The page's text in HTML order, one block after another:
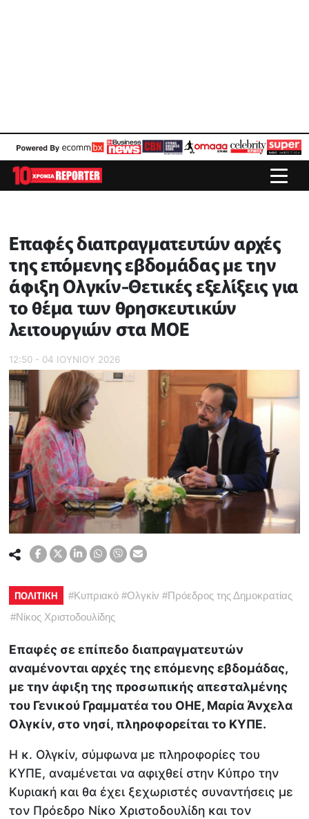
Επαφές διαπραγματευτών αρχές
της επόμενης εβδομάδας με την
άφιξη Ολγκίν-Θετικές εξελίξεις για
το θέμα των θρησκευτικών
λειτουργιών στα ΜΟΕ
12:50 - 04 ΙΟΥΝΙΟΥ 2026
ΠΟΛΙΤΙΚΗ #Κυπριακό #Ολγκίν #Πρόεδρος της Δημοκρατίας
#Νίκος Χριστοδουλίδης
Επαφές σε επίπεδο διαπραγματευτών
αναμένονται αρχές της επόμενης εβδομάδας,
με την άφιξη της προσωπικής απεσταλμένης
του Γενικού Γραμματέα του ΟΗΕ, Μαρία Άνχελα
Ολγκίν, στο νησί, πληροφορείται το ΚΥΠΕ.
Η κ. Ολγκίν, σύμφωνα με πληροφορίες του
ΚΥΠΕ, αναμένεται να αφιχθεί στην Κύπρο την
Κυριακή και θα έχει ξεχωριστές συναντήσεις με
τον Πρόεδρο Νίκο Χριστοδουλίδη και τον